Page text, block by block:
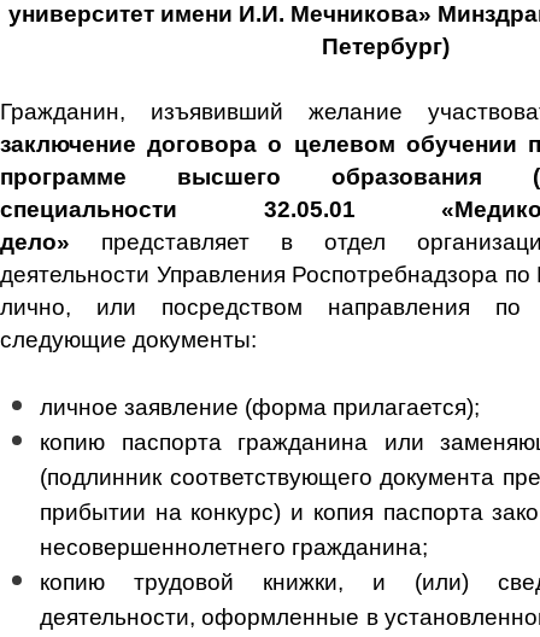
университет имени И.И. Мечникова»
Петербург)
Гражданин, изъявивший желание
заключение договора о целевом обучении
программе высшего образования
специальности 32.05.01 «Медико-
дело» представляет в отдел
деятельности Управления Роспотребнадзора по
лично, или посредством направления по
следующие документы:
личное заявление (форма прилагается);
копию паспорта гражданина или
(подлинник соответствующего документа
прибытии на конкурс) и копия паспорта
несовершеннолетнего гражданина;
копию трудовой книжки, и (или)
деятельности, оформленные в